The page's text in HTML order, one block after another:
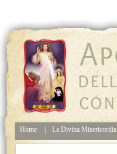
Home La Divina Misericordia